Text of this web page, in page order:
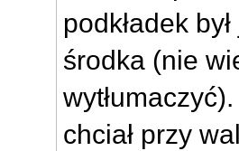
podkładek
środka (nie
chciał przy